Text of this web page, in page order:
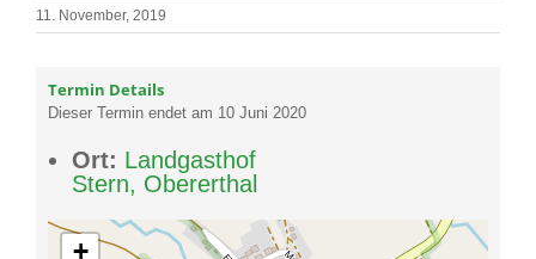
11. November, 2019
Termin Details
Dieser Termin endet am 10 Juni 2020
Ort: Landgasthof
Stern, Obererthal
+